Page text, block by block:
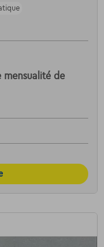
mensualité de